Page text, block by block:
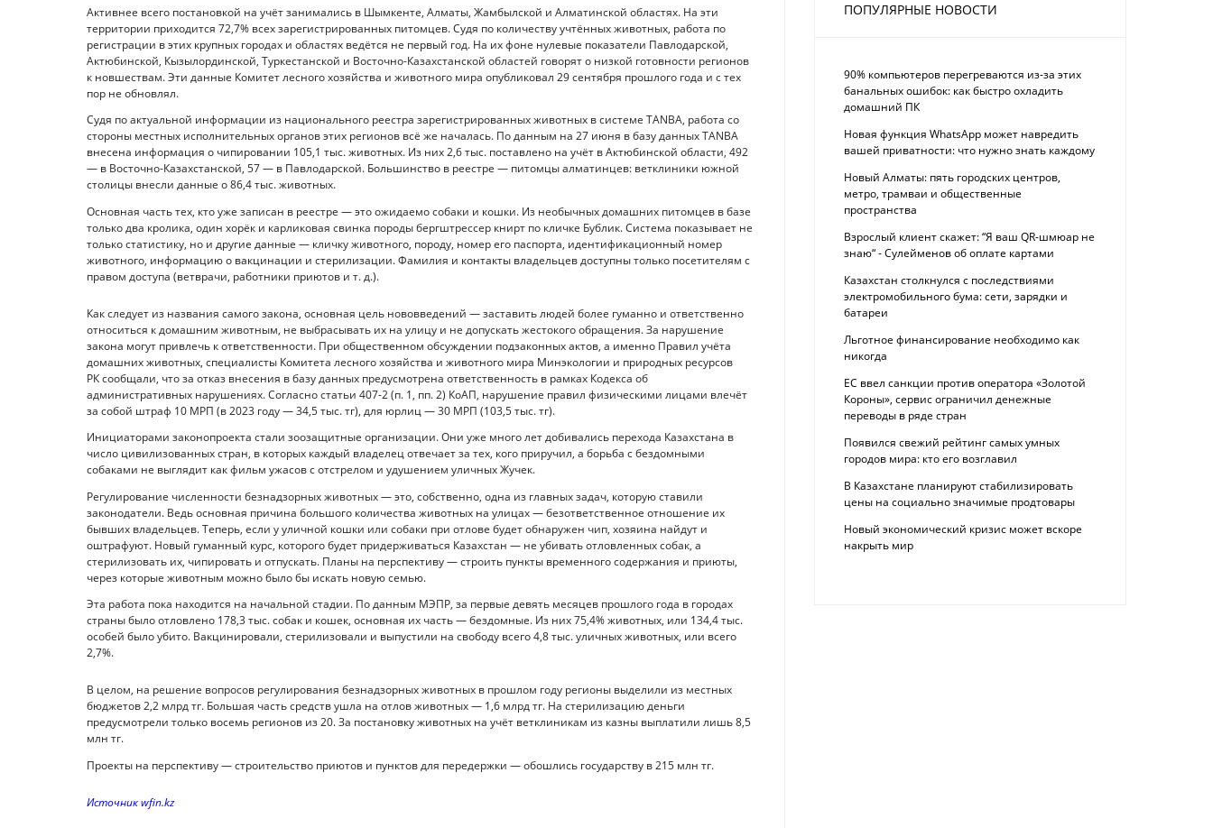
Активнее всего постановкой на учёт занимались в Шымкенте, Алматы, Жамбылской и Алматинской областях. На эти
территории приходится 72,7% всех зарегистрированных питомцев. Судя по количеству учтённых животных, работа по
регистрации в этих крупных городах и областях ведётся не первый год. На их фоне нулевые показатели Павлодарской,
Актюбинской, Кызылординской, Туркестанской и Восточно-Казахстанской областей говорят о низкой готовности регионов
к новшествам. Эти данные Комитет лесного хозяйства и животного мира опубликовал 29 сентября прошлого года и с тех
пор не обновлял.
Судя по актуальной информации из национального реестра зарегистрированных животных в системе TANBA, работа со
стороны местных исполнительных органов этих регионов всё же началась. По данным на 27 июня в базу данных TANBA
внесена информация о чипировании 105,1 тыс. животных. Из них 2,6 тыс. поставлено на учёт в Актюбинской области, 492
— в Восточно-Казахстанской, 57 — в Павлодарской. Большинство в реестре — питомцы алматинцев: ветклиники южной
столицы внесли данные о 86,4 тыс. животных.
Основная часть тех, кто уже записан в реестре — это ожидаемо собаки и кошки. Из необычных домашних питомцев в базе
только два кролика, один хорёк и карликовая свинка породы бергштрессер книрт по кличке Бублик. Система показывает не
только статистику, но и другие данные — кличку животного, породу, номер его паспорта, идентификационный номер
животного, информацию о вакцинации и стерилизации. Фамилия и контакты владельцев доступны только посетителям с
правом доступа (ветврачи, работники приютов и т. д.).
Как следует из названия самого закона, основная цель нововведений — заставить людей более гуманно и ответственно
относиться к домашним животным, не выбрасывать их на улицу и не допускать жестокого обращения. За нарушение
закона могут привлечь к ответственности. При общественном обсуждении подзаконных актов, а именно Правил учёта
домашних животных, специалисты Комитета лесного хозяйства и животного мира Минэкологии и природных ресурсов
РК сообщали, что за отказ внесения в базу данных предусмотрена ответственность в рамках Кодекса об
административных нарушениях. Согласно статьи 407-2 (п. 1, пп. 2) КоАП, нарушение правил физическими лицами влечёт
за собой штраф 10 МРП (в 2023 году — 34,5 тыс. тг), для юрлиц — 30 МРП (103,5 тыс. тг).
Инициаторами законопроекта стали зоозащитные организации. Они уже много лет добивались перехода Казахстана в
число цивилизованных стран, в которых каждый владелец отвечает за тех, кого приручил, а борьба с бездомными
собаками не выглядит как фильм ужасов с отстрелом и удушением уличных Жучек.
Регулирование численности безнадзорных животных — это, собственно, одна из главных задач, которую ставили
законодатели. Ведь основная причина большого количества животных на улицах — безответственное отношение их
бывших владельцев. Теперь, если у уличной кошки или собаки при отлове будет обнаружен чип, хозяина найдут и
оштрафуют. Новый гуманный курс, которого будет придерживаться Казахстан — не убивать отловленных собак, а
стерилизовать их, чипировать и отпускать. Планы на перспективу — строить пункты временного содержания и приюты,
через которые животным можно было бы искать новую семью.
Эта работа пока находится на начальной стадии. По данным МЭПР, за первые девять месяцев прошлого года в городах
страны было отловлено 178,3 тыс. собак и кошек, основная их часть — бездомные. Из них 75,4% животных, или 134,4 тыс.
особей было убито. Вакцинировали, стерилизовали и выпустили на свободу всего 4,8 тыс. уличных животных, или всего
2,7%.
В целом, на решение вопросов регулирования безнадзорных животных в прошлом году регионы выделили из местных
бюджетов 2,2 млрд тг. Большая часть средств ушла на отлов животных — 1,6 млрд тг. На стерилизацию деньги
предусмотрели только восемь регионов из 20. За постановку животных на учёт ветклиникам из казны выплатили лишь 8,5
млн тг.
Проекты на перспективу — строительство приютов и пунктов для передержки — обошлись государству в 215 млн тг.
Источник wfin.kz
ПОПУЛЯРНЫЕ НОВОСТИ
90% компьютеров перегреваются из-за этих
банальных ошибок: как быстро охладить
домашний ПК
Новая функция WhatsApp может навредить
вашей приватности: что нужно знать каждому
Новый Алматы: пять городских центров,
метро, трамваи и общественные
пространства
Взрослый клиент скажет: “Я ваш QR-шмюар не
знаю“ - Сулейменов об оплате картами
Казахстан столкнулся с последствиями
электромобильного бума: сети, зарядки и
батареи
Льготное финансирование необходимо как
никогда
ЕС ввел санкции против оператора «Золотой
Короны», сервис ограничил денежные
переводы в ряде стран
Появился свежий рейтинг самых умных
городов мира: кто его возглавил
В Казахстане планируют стабилизировать
цены на социально значимые продтовары
Новый экономический кризис может вскоре
накрыть мир